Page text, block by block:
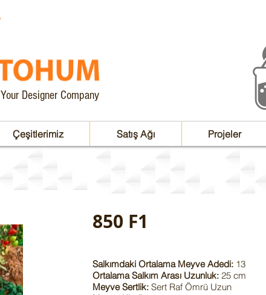
Your Designer Company
Çeşitlerimiz Satış Ağı Projeler
850 F1
Salkımdaki Ortalama Meyve Adedi: 13
Ortalama Salkım Arası Uzunluk: 25 cm
Meyve Sertlik: Sert Raf Ömrü Uzun